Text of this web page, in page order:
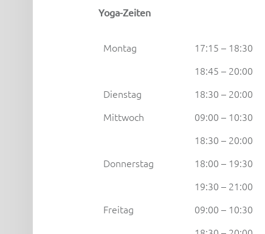
Yoga-Zeiten
Montag
17:15 – 18:30
18:45 – 20:00
Dienstag
18:30 – 20:00
Mittwoch
09:00 – 10:30
18:30 – 20:00
Donnerstag
18:00 – 19:30
19:30 – 21:00
Freitag
09:00 – 10:30